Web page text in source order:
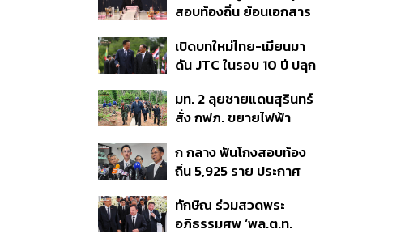
Chartered เปิดเป้าสิ้นปีนี้
ต่อดอลลาร์
สอบท้องถิ่น ย้อนเอกสาร
อนุทิน จ่อสอบต่อเอี่ยว
ตัดตอน ม.บูรพา หรือไม่
เปิดบทใหม่ไทย-เมียนมา
ดัน JTC ในรอบ 10 ปี ปลุก
ชายแดน ท่าเรือน้ำลึก
ทวาย
มท. 2 ลุยชายแดนสุรินทร์
สั่ง กฟภ. ขยายไฟฟ้า
350’ เสริมความมั่นคง
ชายแดน
ก กลาง ฟันโกงสอบท้อง
ถิ่น 5,925 ราย ประกาศ
ราย รอ ป.ป.ช. ขีดเส้นแล้ว
เสร็จ 31 ส.ค.
ทักษิณ ร่วมสวดพระ
อภิธรรมศพ ‘พล.ต.ท.